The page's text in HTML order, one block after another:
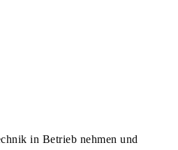
in Betrieb nehmen und